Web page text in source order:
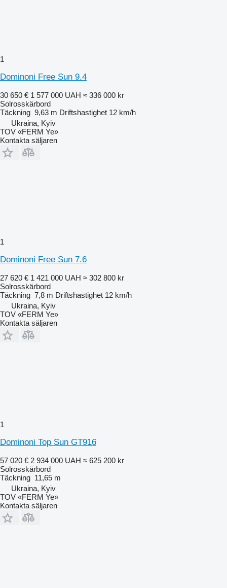
1
Dominoni Free Sun 9.4
30 650 € 1 577 000 UAH ≈ 336 000 kr
Solrosskärbord
Täckning 9,63 m Driftshastighet 12 km/h
Ukraina, Kyiv
TOV «FERM Ye»
Kontakta säljaren
1
Dominoni Free Sun 7.6
27 620 € 1 421 000 UAH ≈ 302 800 kr
Solrosskärbord
Täckning 7,8 m Driftshastighet 12 km/h
Ukraina, Kyiv
TOV «FERM Ye»
Kontakta säljaren
1
Dominoni Top Sun GT916
57 020 € 2 934 000 UAH ≈ 625 200 kr
Solrosskärbord
Täckning 11,65 m
Ukraina, Kyiv
TOV «FERM Ye»
Kontakta säljaren